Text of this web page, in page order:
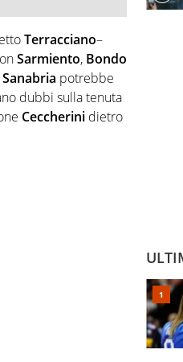
Terracciano–
Sarmiento, Bondo
Sanabria potrebbe
dubbi sulla tenuta
Ceccherini dietro